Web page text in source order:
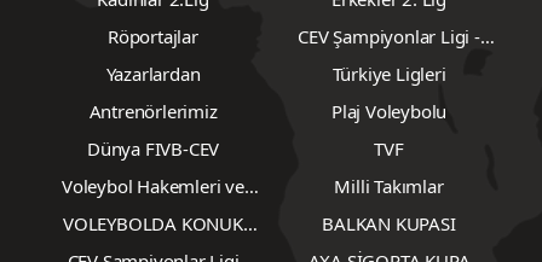
Röportajlar
CEV Şampiyonlar Ligi -
Erkekler
Yazarlardan
Türkiye Ligleri
Antrenörlerimiz
Plaj Voleybolu
Dünya FIVB-CEV
TVF
Voleybol Hakemleri ve
Milli Takımlar
VOLEYBOLDA KONUK
YAZARLAR
BALKAN KUPASI